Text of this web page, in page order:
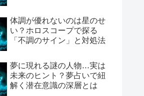
体調が優れないのは星のせ
い？ホロスコープで探る
「不調のサイン」と対処法
夢に現れる謎の人物…実は
未来のヒント？夢占いで紐
解く潜在意識の深層とは